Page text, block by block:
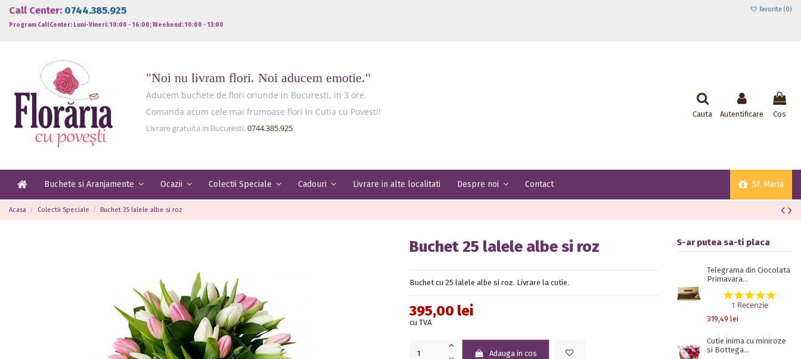
Call Center: 0744.385.925
Program CallCenter: Luni-Vineri: 10:00 - 16:00; Weekend: 10:00 - 13:00
Favorite (0)
"Noi nu livram flori. Noi aducem emotie."
Aducem buchete de flori oriunde in Bucuresti, in 3 ore.
Comanda acum cele mai frumoase flori in Cutia cu Povesti!
Livrare gratuita in Bucuresti. 0744.385.925
Cauta Autentificare Cos
Buchete si Aranjamente Ocazii Colectii Speciale Cadouri Livrare in alte localitati Despre noi Contact Sf. Maria
Acasa Colectii Speciale Buchet 25 lalele albe si roz
Buchet 25 lalele albe si roz
Buchet cu 25 lalele albe si roz. Livrare la cutie.
395,00 lei
cu TVA
Adauga in cos
S-ar putea sa-ti placa
Telegrama din Ciocolata
Primavara...
5.0
1 Recenzie
319,49 lei
Cutie inima cu miniroze
si Bottega...